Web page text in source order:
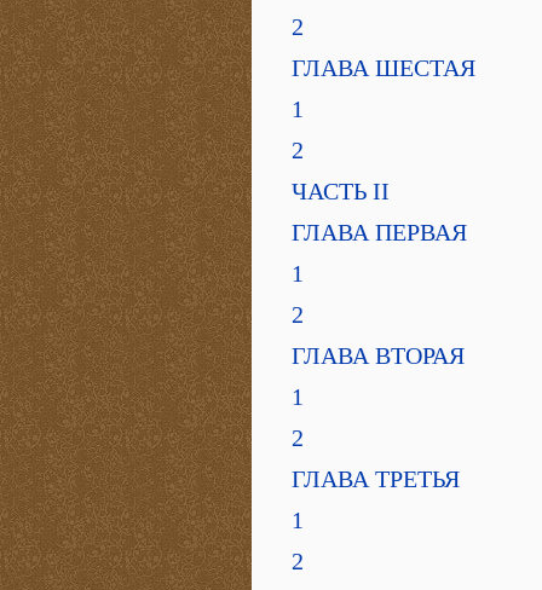
2
ГЛАВА ШЕСТАЯ
1
2
ЧАСТЬ II
ГЛАВА ПЕРВАЯ
1
2
ГЛАВА ВТОРАЯ
1
2
ГЛАВА ТРЕТЬЯ
1
2